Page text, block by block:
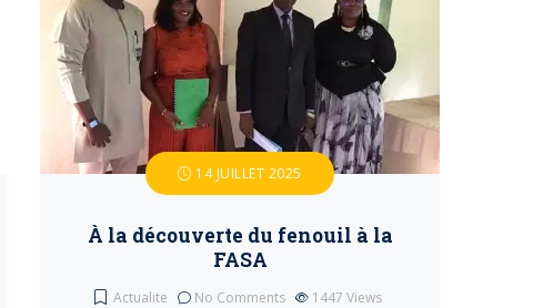
14 JUILLET 2025
À la découverte du fenouil à la
FASA
Actualite No Comments 1447 Views